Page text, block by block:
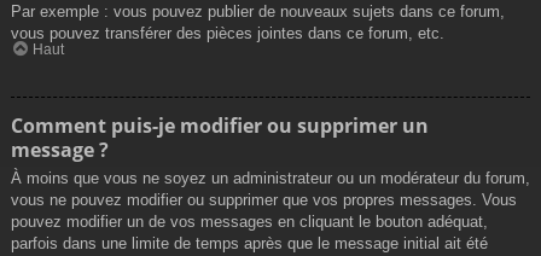
Par exemple : vous pouvez publier de nouveaux sujets dans ce forum,
vous pouvez transférer des pièces jointes dans ce forum, etc.
Haut
Comment puis-je modifier ou supprimer un
message ?
À moins que vous ne soyez un administrateur ou un modérateur du forum,
vous ne pouvez modifier ou supprimer que vos propres messages. Vous
pouvez modifier un de vos messages en cliquant le bouton adéquat,
parfois dans une limite de temps après que le message initial ait été